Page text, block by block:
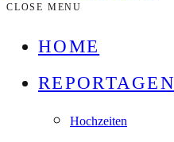
CLOSE MENU
HOME
REPORTAGEN
Hochzeiten